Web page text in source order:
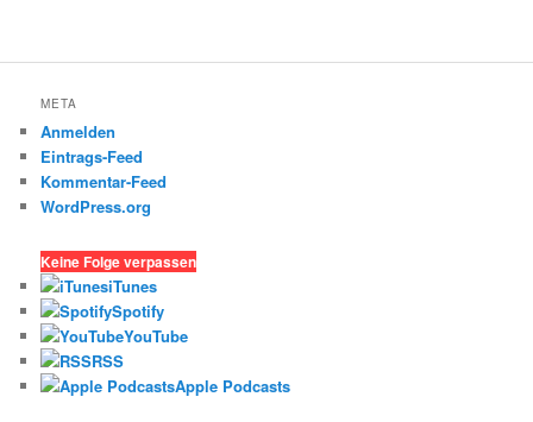
META
Anmelden
Eintrags-Feed
Kommentar-Feed
WordPress.org
Keine Folge verpassen
iTunes
Spotify
YouTube
RSS
Apple Podcasts